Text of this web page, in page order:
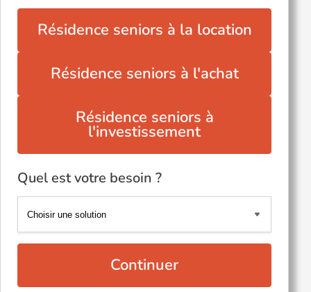
Résidence seniors à la location
Résidence seniors à l'achat
Résidence seniors à
l'investissement
Quel est votre besoin ?
Continuer